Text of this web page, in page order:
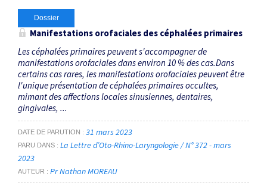
Dossier
Manifestations orofaciales des céphalées primaires
Les céphalées primaires peuvent s'accompagner de
manifestations orofaciales dans environ 10 % des cas.Dans
certains cas rares, les manifestations orofaciales peuvent être
l'unique présentation de céphalées primaires occultes,
mimant des affections locales sinusiennes, dentaires,
gingivales, ...
DATE DE PARUTION 31 mars 2023
PARU DANS
La Lettre d’Oto-Rhino-Laryngologie / N° 372 - mars
2023
AUTEUR Pr Nathan MOREAU